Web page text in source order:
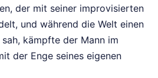
der mit seiner improvisierten
und während die Welt einen
kämpfte der Mann im
der Enge seines eigenen